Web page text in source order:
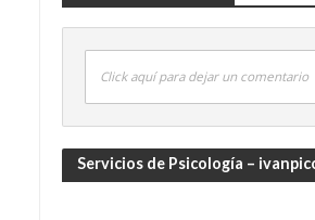
Click aquí para dejar un comentario
Servicios de Psicología –